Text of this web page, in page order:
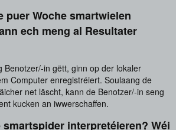
puer Woche smartwielen
ech meng al Resultater
Benotzer/-in gëtt, ginn op der lokaler
Computer enregistréiert. Soulaang de
net läscht, kann de Benotzer/-in seng
kucken an iwwerschaffen.
smartspider interpretéieren? Wéi